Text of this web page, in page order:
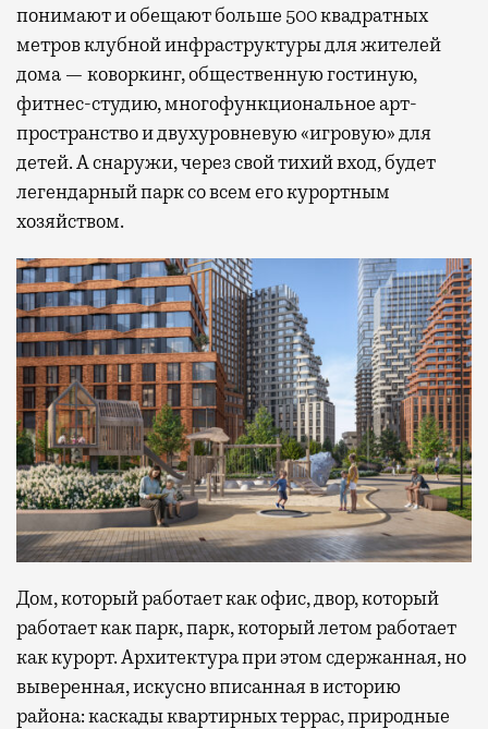
понимают и обещают больше 500 квадратных
метров клубной инфраструктуры для жителей
дома — коворкинг, общественную гостиную,
фитнес-студию, многофункциональное арт-
пространство и двухуровневую «игровую» для
детей. А снаружи, через свой тихий вход, будет
легендарный парк со всем его курортным
хозяйством.
Дом, который работает как офис, двор, который
работает как парк, парк, который летом работает
как курорт. Архитектура при этом сдержанная, но
выверенная, искусно вписанная в историю
района: каскады квартирных террас, природные